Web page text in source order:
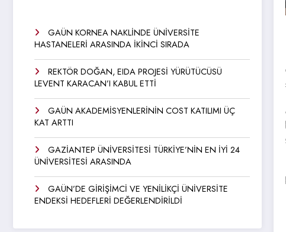
GAÜN KORNEA NAKLİNDE ÜNİVERSİTE
HASTANELERİ ARASINDA İKİNCİ SIRADA
REKTÖR DOĞAN, EIDA PROJESİ YÜRÜTÜCÜSÜ
LEVENT KARACAN’I KABUL ETTİ
GAÜN AKADEMİSYENLERİNİN COST KATILIMI ÜÇ
KAT ARTTI
GAZİANTEP ÜNİVERSİTESİ TÜRKİYE’NİN EN İYİ 24
ÜNİVERSİTESİ ARASINDA
GAÜN’DE GİRİŞİMCİ VE YENİLİKÇİ ÜNİVERSİTE
ENDEKSİ HEDEFLERİ DEĞERLENDİRİLDİ